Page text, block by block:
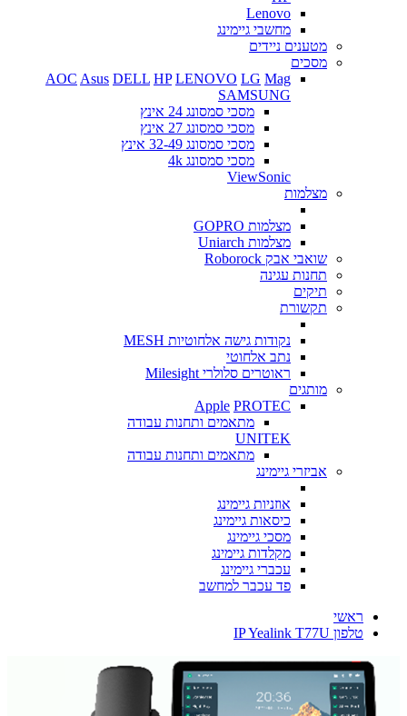
Lenovo
מחשבי גיימינג
מטענים ניידים
מסכים
AOC Asus DELL HP LENOVO LG Mag
SAMSUNG
מסכי סמסונג 24 אינץ
מסכי סמסונג 27 אינץ
מסכי סמסונג 32-49 אינץ
מסכי סמסונג 4k
ViewSonic
מצלמות
מצלמות GOPRO
מצלמות Uniarch
שואבי אבק Roborock
תחנות עגינה
תיקים
תקשורת
נקודות גישה אלחוטיות MESH
נתב אלחוטי
ראוטרים סלולרי Milesight
מותגים
Apple PROTEC
מתאמים ותחנות עבודה
UNITEK
מתאמים ותחנות עבודה
אביזרי גיימינג
אוזניות גיימינג
כיסאות גיימינג
מסכי גיימינג
מקלדות גיימינג
עכברי גיימינג
פד עכבר למחשב
ראשי
טלפון IP Yealink T77U